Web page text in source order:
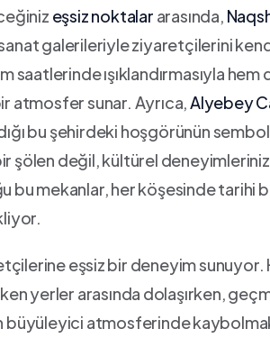
eşsiz noktalar arasında,
galerileriyle ziyaretçilerini
saatlerinde ‍ışıklandırmasıyla
atmosfer sunar. Ayrıca,Alyebey
bu şehirdeki hoşgörünün
şölen değil, kültürel
bu⁤ mekanlar, her köşesinde tarihi
eşsiz⁤ bir deneyim sunuyor.
yerler arasında⁤ dolaşırken,
büyüleyici atmosferinde⁣